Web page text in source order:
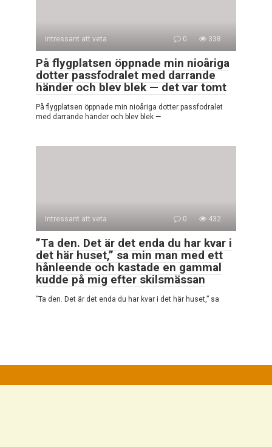
Intressant att veta 0 338
På flygplatsen öppnade min nioåriga
dotter passfodralet med darrande
händer och blev blek — det var tomt
På flygplatsen öppnade min nioåriga dotter passfodralet
med darrande händer och blev blek —
Intressant att veta 0 432
”Ta den. Det är det enda du har kvar i
det här huset,” sa min man med ett
hånleende och kastade en gammal
kudde på mig efter skilsmässan
”Ta den. Det är det enda du har kvar i det här huset,” sa